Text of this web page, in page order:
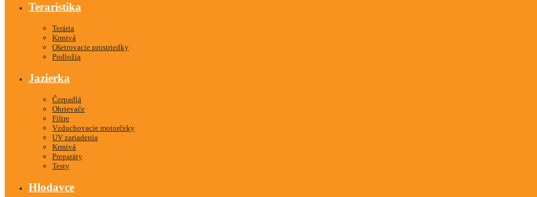
Teraristika
Terária
Krmivá
Ošetrovacie prostriedky
Podložia
Jazierka
Čerpadlá
Ohrievače
Filtre
Vzduchovacie motorčeky
UV zariadenia
Krmivá
Preparáty
Testy
Hlodavce